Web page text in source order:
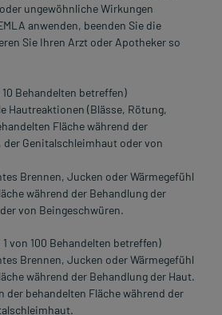
ungewöhnliche Wirkungen
anwenden, beenden Sie die
Sie Ihren Arzt oder Apotheker so
Behandelten betreffen)
Hautreaktionen (Blässe, Rötung,
Fläche während der
der Genitalschleimhaut oder von
Brennen, Jucken oder Wärmegefühl
während der Behandlung der
von Beingeschwüren.
von 100 Behandelten betreffen)
Brennen, Jucken oder Wärmegefühl
während der Behandlung der Haut.
der behandelten Fläche während der